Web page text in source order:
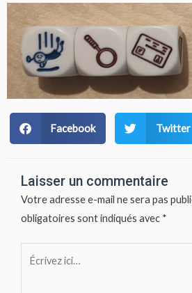
Facebook Twitter
Laisser un commentaire
Votre adresse e-mail ne sera pas
obligatoires sont indiqués avec *